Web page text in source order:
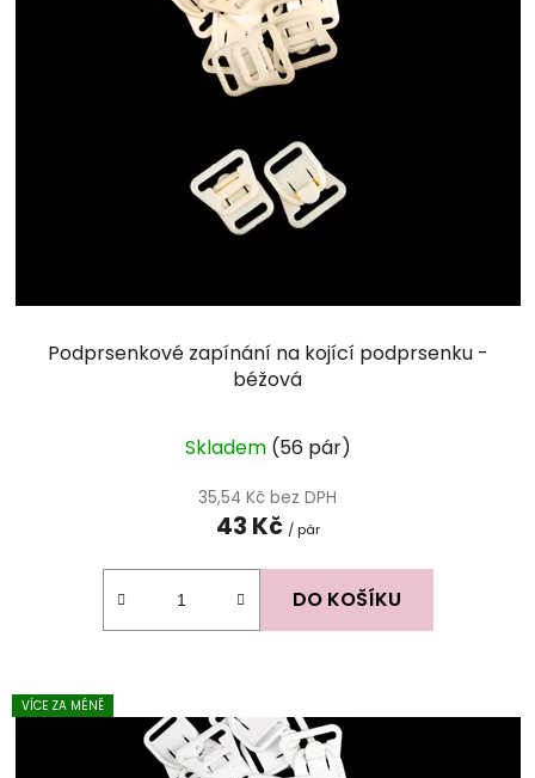
Podprsenkové zapínání na kojící podprsenku -
béžová
Skladem (56 pár)
35,54 Kč bez DPH
43 Kč / pár
DO KOŠÍKU
VÍCE ZA MÉNĚ